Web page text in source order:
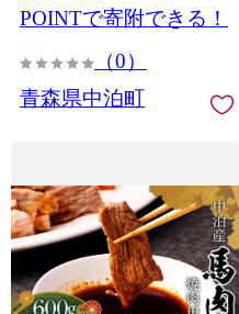
POINTで寄附できる！
（0）
青森県中泊町